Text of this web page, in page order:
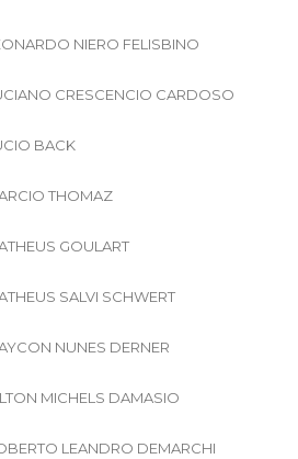
NIERO FELISBINO
CRESCENCIO CARDOSO
BACK
THOMAZ
GOULART
SALVI SCHWERT
NUNES DERNER
MICHELS DAMASIO
LEANDRO DEMARCHI